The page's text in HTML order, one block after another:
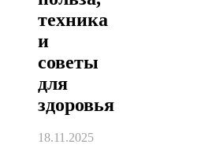
техника
и
советы
для
здоровья
18.11.2025